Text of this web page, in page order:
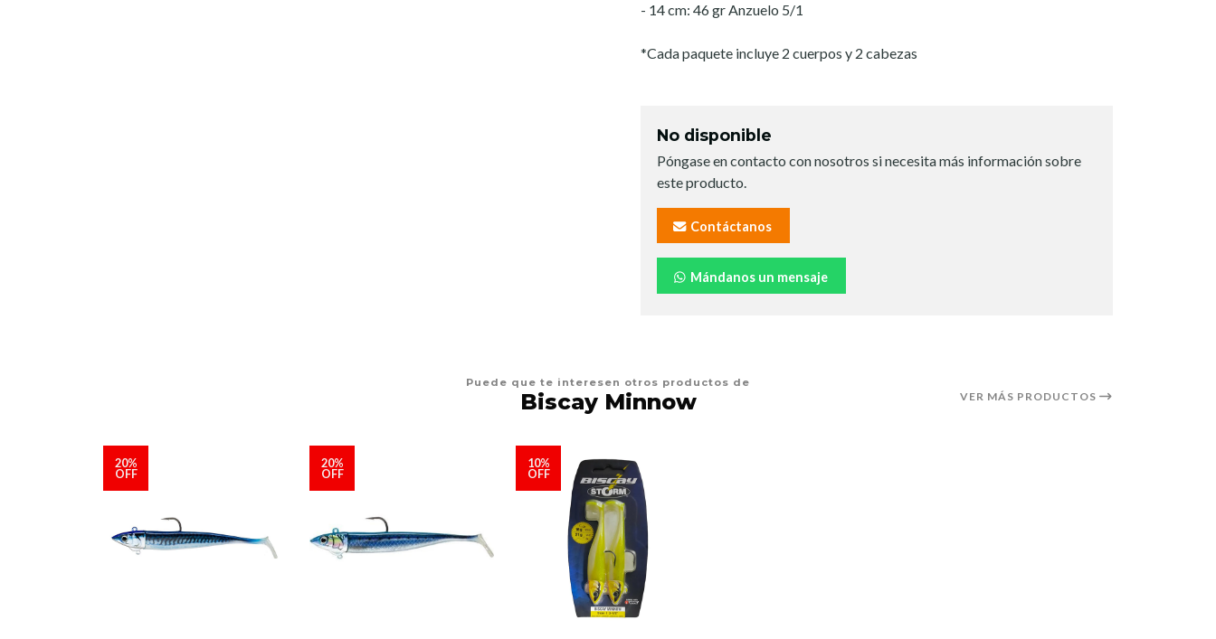
- 14 cm: 46 gr Anzuelo 5/1
*Cada paquete incluye 2 cuerpos y 2 cabezas
No disponible
Póngase en contacto con nosotros si necesita más información sobre
este producto.
Contáctanos
Mándanos un mensaje
Puede que te interesen otros productos de
Biscay Minnow VER MÁS PRODUCTOS
20%
OFF
20%
OFF
10%
OFF